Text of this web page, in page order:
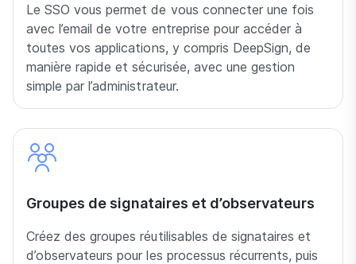
Le SSO vous permet de vous connecter une fois
avec l’email de votre entreprise pour accéder à
toutes vos applications, y compris DeepSign, de
manière rapide et sécurisée, avec une gestion
simple par l’administrateur.
Groupes de signataires et d’observateurs
Créez des groupes réutilisables de signataires et
d’observateurs pour les processus récurrents, puis